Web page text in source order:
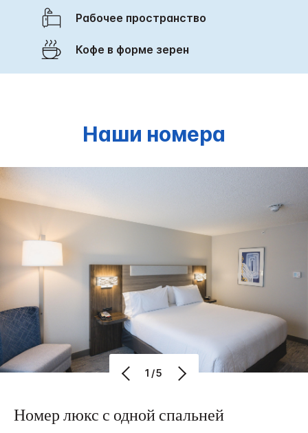
Рабочее пространство
Кофе в форме зерен
Наши номера
1/5
Номер люкс с одной спальней